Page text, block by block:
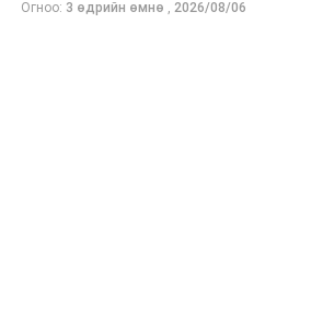
нийлүүлэлтийг тогтворжуулах
Огноо: 3 өдрийн өмнө , 2026/08/06